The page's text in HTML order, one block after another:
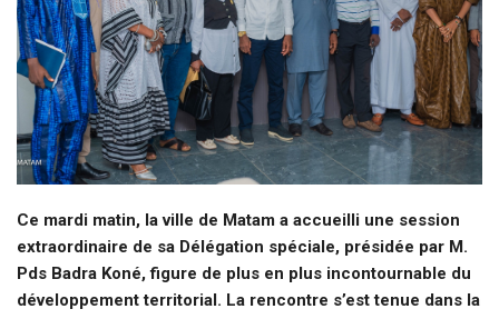
Ce mardi matin, la ville de Matam a accueilli une session
extraordinaire de sa Délégation spéciale, présidée par M.
Pds Badra Koné, figure de plus en plus incontournable du
développement territorial. La rencontre s’est tenue dans la